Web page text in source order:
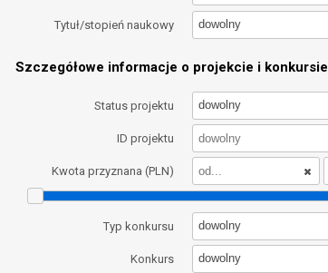
Tytuł/stopień naukowy dowolny
Szczegółowe informacje o projekcie i konkursie
Status projektu dowolny
ID projektu
Kwota przyznana (PLN)
Typ konkursu dowolny
Konkurs dowolny